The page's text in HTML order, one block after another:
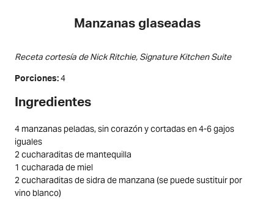
Manzanas glaseadas
Receta cortesía de Nick Ritchie, Signature Kitchen Suite
Porciones 4
Ingredientes
4 manzanas peladas, sin corazón y cortadas en 4-6 gajos
iguales
2 cucharaditas de mantequilla
1 cucharada de miel
2 cucharaditas de sidra de manzana (se puede sustituir por
vino blanco)